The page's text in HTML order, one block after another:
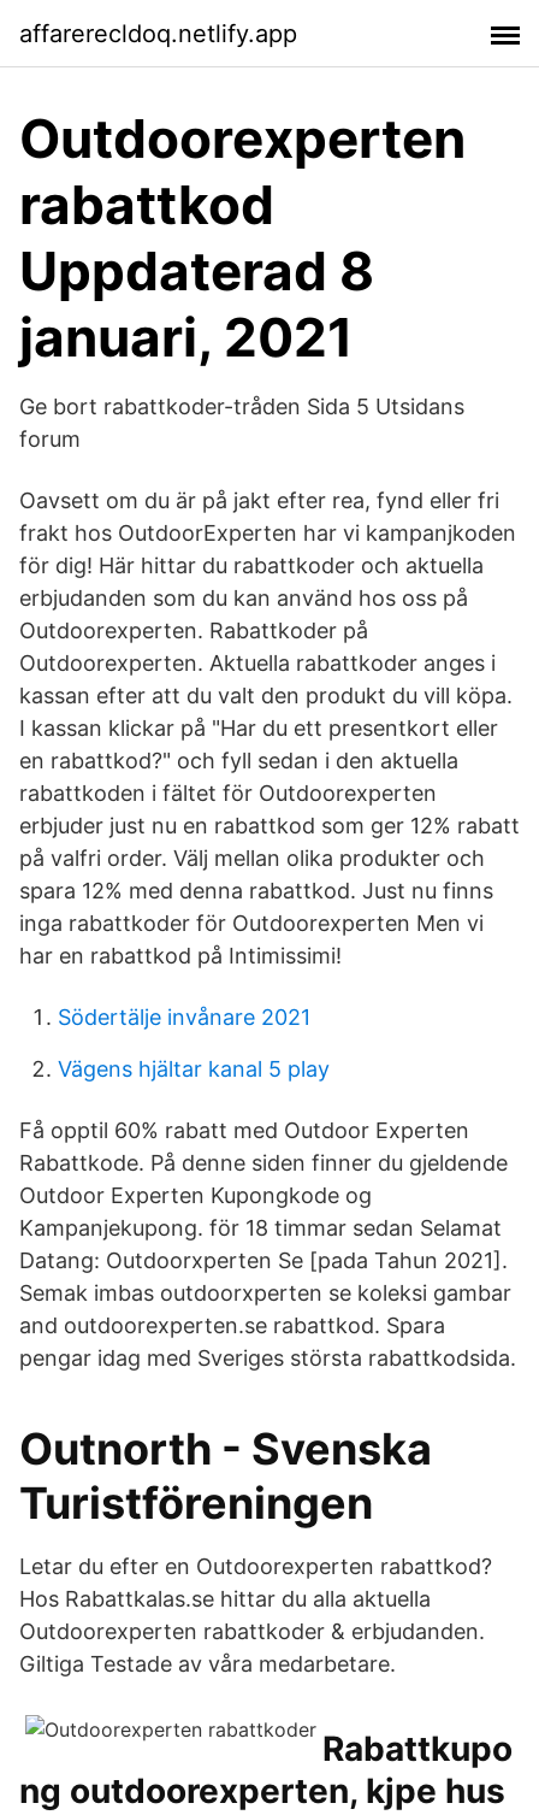
affarerecldoq.netlify.app
Outdoorexperten
rabattkod
Uppdaterad 8
januari, 2021
Ge bort rabattkoder-tråden Sida 5 Utsidans
forum
Oavsett om du är på jakt efter rea, fynd eller fri
frakt hos OutdoorExperten har vi kampanjkoden
för dig! Här hittar du rabattkoder och aktuella
erbjudanden som du kan använd hos oss på
Outdoorexperten. Rabattkoder på
Outdoorexperten. Aktuella rabattkoder anges i
kassan efter att du valt den produkt du vill köpa.
I kassan klickar på "Har du ett presentkort eller
en rabattkod?" och fyll sedan i den aktuella
rabattkoden i fältet för Outdoorexperten
erbjuder just nu en rabattkod som ger 12% rabatt
på valfri order. Välj mellan olika produkter och
spara 12% med denna rabattkod. Just nu finns
inga rabattkoder för Outdoorexperten Men vi
har en rabattkod på Intimissimi!
Södertälje invånare 2021
Vägens hjältar kanal 5 play
Få opptil 60% rabatt med Outdoor Experten
Rabattkode. På denne siden finner du gjeldende
Outdoor Experten Kupongkode og
Kampanjekupong. för 18 timmar sedan Selamat
Datang: Outdoorxperten Se [pada Tahun 2021].
Semak imbas outdoorxperten se koleksi gambar
and outdoorexperten.se rabattkod. Spara
pengar idag med Sveriges största rabattkodsida.
Outnorth - Svenska
Turistföreningen
Letar du efter en Outdoorexperten rabattkod?
Hos Rabattkalas.se hittar du alla aktuella
Outdoorexperten rabattkoder & erbjudanden.
Giltiga Testade av våra medarbetare.
Rabattkupo
ng outdoorexperten, kjpe hus